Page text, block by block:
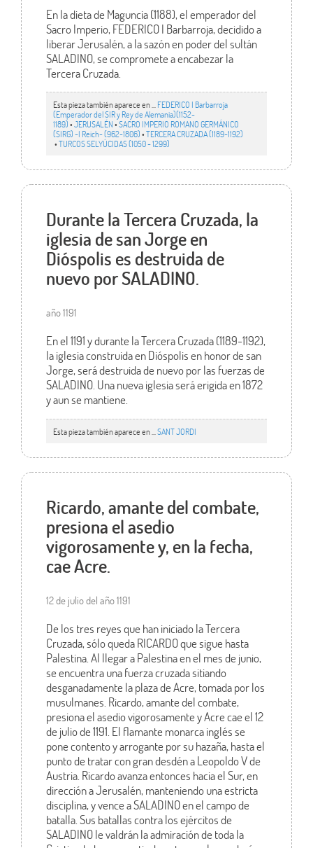
En la dieta de Maguncia (1188), el emperador del
Sacro Imperio, FEDERICO I Barbarroja, decidido a
liberar Jerusalén, a la sazón en poder del sultán
SALADINO, se compromete a encabezar la
Tercera Cruzada.
Esta pieza también aparece en ... FEDERICO I Barbarroja
(Emperador del SIR y Rey de Alemania)(1152-
1189)•JERUSALÉN•SACRO IMPERIO ROMANO GERMÁNICO
(SIRG) -I Reich- (962-1806)•TERCERA CRUZADA (1189-1192)
•TURCOS SELYÚCIDAS (1050 - 1299)
Durante la Tercera Cruzada, la
iglesia de san Jorge en
Dióspolis es destruida de
nuevo por SALADINO.
año 1191
En el 1191 y durante la Tercera Cruzada (1189-1192),
la iglesia construida en Dióspolis en honor de san
Jorge, será destruida de nuevo por las fuerzas de
SALADINO. Una nueva iglesia será erigida en 1872
y aun se mantiene.
Esta pieza también aparece en ... SANT JORDI
Ricardo, amante del combate,
presiona el asedio
vigorosamente y, en la fecha,
cae Acre.
12 de julio del año 1191
De los tres reyes que han iniciado la Tercera
Cruzada, sólo queda RICARDO que sigue hasta
Palestina. Al llegar a Palestina en el mes de junio,
se encuentra una fuerza cruzada sitiando
desganadamente la plaza de Acre, tomada por los
musulmanes. Ricardo, amante del combate,
presiona el asedio vigorosamente y Acre cae el 12
de julio de 1191. El flamante monarca inglés se
pone contento y arrogante por su hazaña, hasta el
punto de tratar con gran desdén a Leopoldo V de
Austria. Ricardo avanza entonces hacia el Sur, en
dirección a Jerusalén, manteniendo una estricta
disciplina, y vence a SALADINO en el campo de
batalla. Sus batallas contra los ejércitos de
SALADINO le valdrán la admiración de toda la